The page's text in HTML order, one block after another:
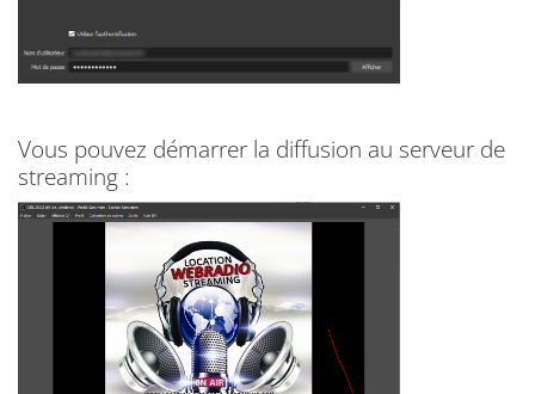
Vous pouvez démarrer la diffusion au serveur de
streaming :